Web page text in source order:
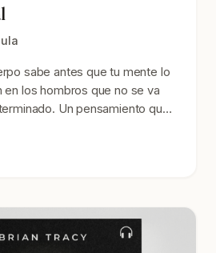
sabe antes que tu mente lo
en los hombros que no se va
Un pensamiento que